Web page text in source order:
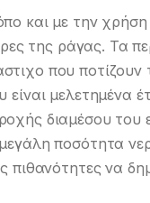
και με την
της ράγας. Τα
που ποτίζουν
μελετημένα
διαμέσου του
ποσότητα
πιθανότητες να